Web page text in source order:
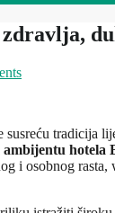
tradicija
ambijentu hotela
i osobnog rasta,